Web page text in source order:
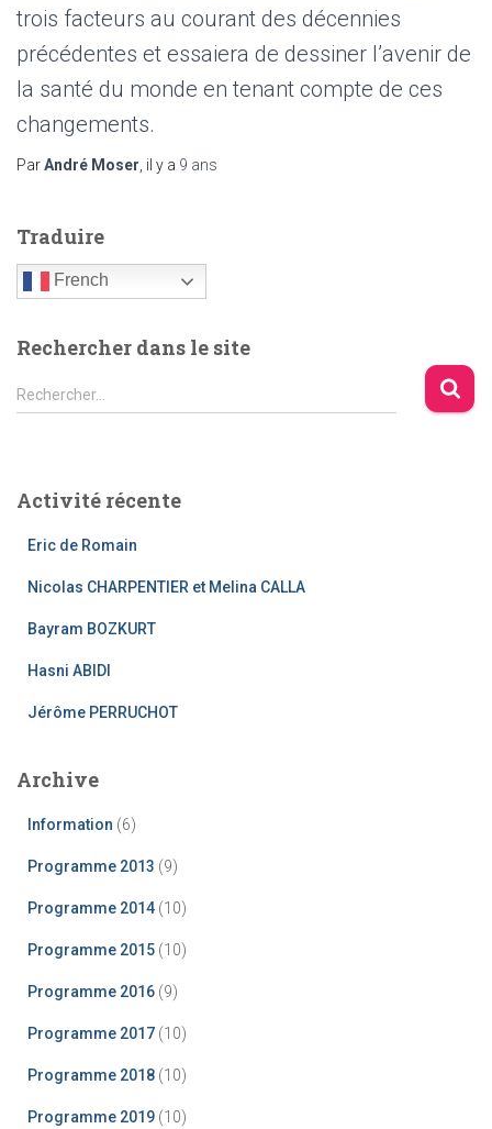
trois facteurs au courant des décennies
précédentes et essaiera de dessiner l’avenir de
la santé du monde en tenant compte de ces
changements.
ParAndré Moser , il y a 9 ans
Traduire
French
Rechercher dans le site
R
e
r
Rechercher…
Activité récente
Eric de Romain
Nicolas CHARPENTIER et Melina CALLA
Bayram BOZKURT
Hasni ABIDI
Jérôme PERRUCHOT
Archive
Information (6)
Programme 2013 (9)
Programme 2014 (10)
Programme 2015 (10)
Programme 2016 (9)
Programme 2017 (10)
Programme 2018 (10)
Programme 2019 (10)